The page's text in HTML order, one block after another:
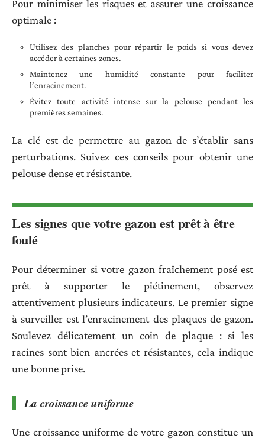
Pour minimiser les risques et assurer une croissance
optimale :
Utilisez des planches pour répartir le poids si vous devez
accéder à certaines zones.
Maintenez une humidité constante pour faciliter
l’enracinement.
Évitez toute activité intense sur la pelouse pendant les
premières semaines.
La clé est de permettre au gazon de s’établir sans
perturbations. Suivez ces conseils pour obtenir une
pelouse dense et résistante.
Les signes que votre gazon est prêt à être
foulé
Pour déterminer si votre gazon fraîchement posé est
prêt à supporter le piétinement, observez
attentivement plusieurs indicateurs. Le premier signe
à surveiller est l’enracinement des plaques de gazon.
Soulevez délicatement un coin de plaque : si les
racines sont bien ancrées et résistantes, cela indique
une bonne prise.
La croissance uniforme
Une croissance uniforme de votre gazon constitue un